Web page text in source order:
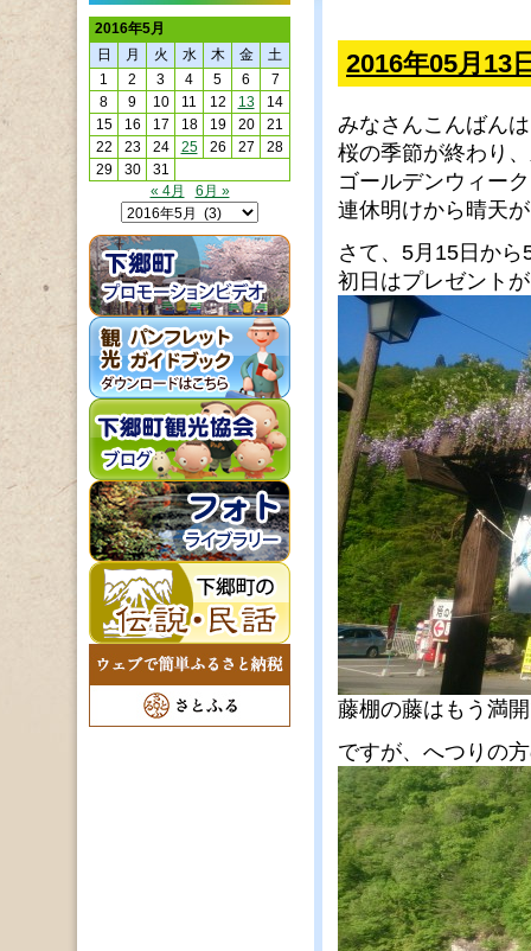
2016年05月13
みなさんこんばん
桜の季節が終わり
ゴールデンウィー
連休明けから晴天
さて、5月15日か
初日はプレゼント
藤棚の藤はもう満
ですが、へつりの
2016年5月
日
月 火 水 木 金
土
1
2 3 4 5 6
7
8
9 10 11 12 13
14
15
16 17 18 19 20
21
22
23 24 25 26 27
28
29
30
31
« 4月
6月 »